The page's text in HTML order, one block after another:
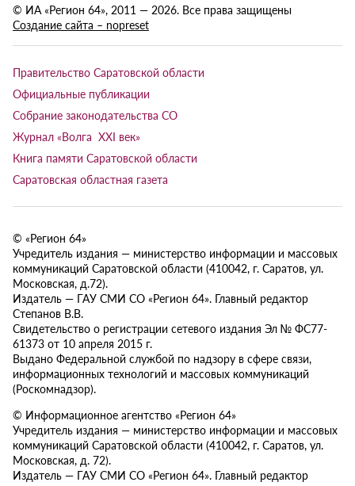
© ИА «Регион 64», 2011 — 2026. Все права защищены
Создание сайта – nopreset
Правительство Саратовской области
Официальные публикации
Собрание законодательства СО
Журнал «Волга XXI век»
Книга памяти Саратовской области
Саратовская областная газета
© «Регион 64»
Учредитель издания — министерство информации и массовых
коммуникаций Саратовской области (410042, г. Саратов, ул.
Московская, д.72).
Издатель — ГАУ СМИ СО «Регион 64». Главный редактор
Степанов В.В.
Свидетельство о регистрации сетевого издания Эл № ФС77-
61373 от 10 апреля 2015 г.
Выдано Федеральной службой по надзору в сфере связи,
информационных технологий и массовых коммуникаций
(Роскомнадзор).
© Информационное агентство «Регион 64»
Учредитель издания — министерство информации и массовых
коммуникаций Саратовской области (410042, г. Саратов, ул.
Московская, д. 72).
Издатель — ГАУ СМИ СО «Регион 64». Главный редактор